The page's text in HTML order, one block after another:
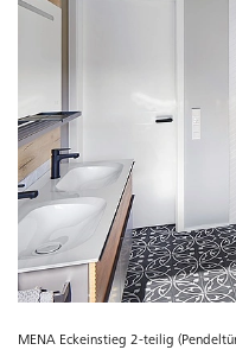
MENA Eckeinstieg 2-teilig